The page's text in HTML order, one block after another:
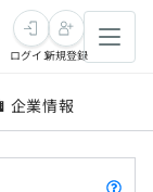
ログイン新規登録
企業情報